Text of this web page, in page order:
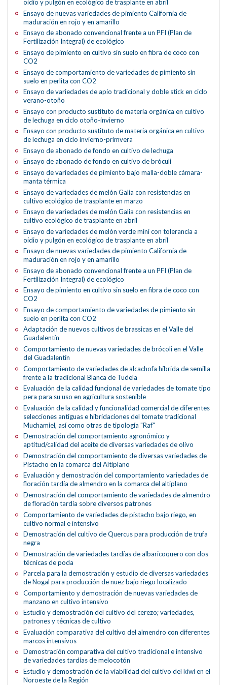
oídio y pulgón en ecológico de trasplante en abril
Ensayo de nuevas variedades de pimiento California de
maduración en rojo y en amarillo
Ensayo de abonado convencional frente a un PFI (Plan de
Fertilización Integral) de ecológico
Ensayo de pimiento en cultivo sin suelo en fibra de coco con
CO2
Ensayo de comportamiento de variedades de pimiento sin
suelo en perlita con CO2
Ensayo de variedades de apio tradicional y doble stick en ciclo
verano-otoño
Ensayo con producto sustituto de materia orgánica en cultivo
de lechuga en ciclo otoño-invierno
Ensayo con producto sustituto de materia orgánica en cultivo
de lechuga en ciclo invierno-primvera
Ensayo de abonado de fondo en cultivo de lechuga
Ensayo de abonado de fondo en cultivo de bróculi
Ensayo de variedades de pimiento bajo malla-doble cámara-
manta térmica
Ensayo de variedades de melón Galia con resistencias en
cultivo ecológico de trasplante en marzo
Ensayo de variedades de melón Galia con resistencias en
cultivo ecológico de trasplante en abril
Ensayo de variedades de melón verde mini con tolerancia a
oídio y pulgón en ecológico de trasplante en abril
Ensayo de nuevas variedades de pimiento California de
maduración en rojo y en amarillo
Ensayo de abonado convencional frente a un PFI (Plan de
Fertilización Integral) de ecológico
Ensayo de pimiento en cultivo sin suelo en fibra de coco con
CO2
Ensayo de comportamiento de variedades de pimiento sin
suelo en perlita con CO2
Adaptación de nuevos cultivos de brassicas en el Valle del
Guadalentín
Comportamiento de nuevas variedades de brócoli en el Valle
del Guadalentín
Comportamiento de variedades de alcachofa híbrida de semilla
frente a la tradicional Blanca de Tudela
Evaluación de la calidad funcional de variedades de tomate tipo
pera para su uso en agricultura sostenible
Evaluación de la calidad y funcionalidad comercial de diferentes
selecciones antiguas e hibridaciones del tomate tradicional
Muchamiel, así como otras de tipología "Raf"
Demostración del comportamiento agronómico y
aptitud/calidad del aceite de diversas variedades de olivo
Demostración del comportamiento de diversas variedades de
Pistacho en la comarca del Altiplano
Evaluación y demostración del comportamiento variedades de
floración tardía de almendro en la comarca del altiplano
Demostración del comportamiento de variedades de almendro
de floración tardía sobre diversos patrones
Comportamiento de variedades de pistacho bajo riego, en
cultivo normal e intensivo
Demostración del cultivo de Quercus para producción de trufa
negra
Demostración de variedades tardías de albaricoquero con dos
técnicas de poda
Parcela para la demostración y estudio de diversas variedades
de Nogal para producción de nuez bajo riego localizado
Comportamiento y demostración de nuevas variedades de
manzano en cultivo intensivo
Estudio y demostración del cultivo del cerezo; variedades,
patrones y técnicas de cultivo
Evaluación comparativa del cultivo del almendro con diferentes
marcos intensivos
Demostración comparativa del cultivo tradicional e intensivo
de variedades tardías de melocotón
Estudio y demostración de la viabilidad del cultivo del kiwi en el
Noroeste de la Región